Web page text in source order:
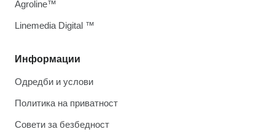
Информации
Одредби и услови
Политика на приватност
Совети за безбедност
Agroline™
Linemedia Digital ™